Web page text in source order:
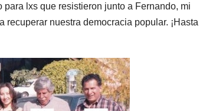
lxs que resistieron junto a Fernando, mi
nuestra democracia popular. ¡Hasta